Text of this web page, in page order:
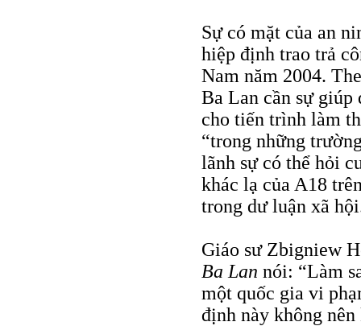
Sự có mặt của an
hiệp định trao trả
Nam năm 2004.
Ba Lan cần sự
cho tiến trình làm
“trong những
lãnh sự có thể hỏi
khác lạ của A18
trong dư luận xã
Giáo sư Zbigniew
Ba Lan nói: “Làm
một quốc gia vi
định này không